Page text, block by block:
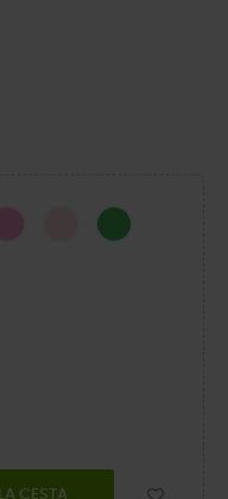
PinkPink MilkLime
CESTA